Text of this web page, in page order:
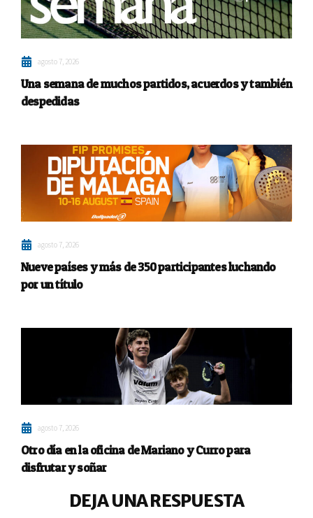
agosto 7, 2026
Una semana de muchos partidos, acuerdos y también
despedidas
agosto 7, 2026
Nueve países y más de 350 participantes luchando
por un título
agosto 7, 2026
Otro día en la oficina de Mariano y Curro para
disfrutar y soñar
DEJA UNA RESPUESTA